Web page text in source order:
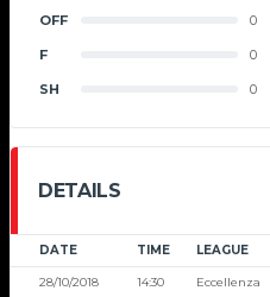
OFF 0
F 0
SH 0
DETAILS
DATE TIME LEAGUE
28/10/2018 14:30 Eccellenza